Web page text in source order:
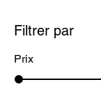
Filtrer par
Prix